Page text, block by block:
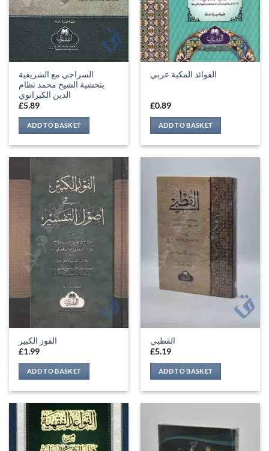
السراجي مع الشريفية
بتحشية الشيخ محمد نظام
الدين الكيرانوي
£5.89
ADD TO BASKET
الفوائد المكية عربي
£0.89
ADD TO BASKET
الفوز الكبير
£1.99
ADD TO BASKET
القطبي
£5.19
ADD TO BASKET